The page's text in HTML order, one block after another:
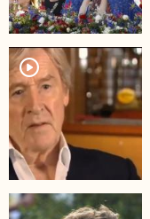
player2